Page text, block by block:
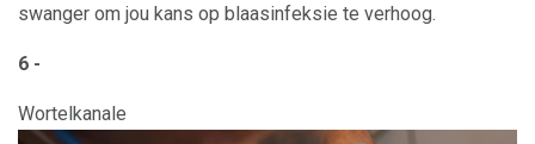
swanger om jou kans op blaasinfeksie te verhoog.
6 -
Wortelkanale